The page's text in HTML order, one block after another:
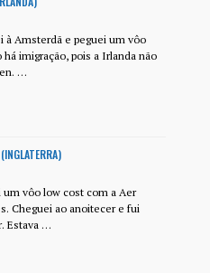
à Amsterdã e peguei um vôo
imigração, pois a Irlanda não
…
um vôo low cost com a Aer
Cheguei ao anoitecer e fui
Estava …